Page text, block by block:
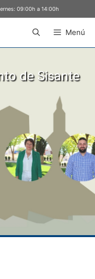
09:00h a 14:00h
Menú
de Sisante